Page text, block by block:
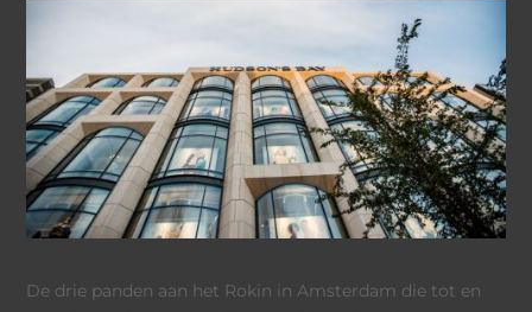
De drie panden aan het Rokin in Amsterdam die tot en